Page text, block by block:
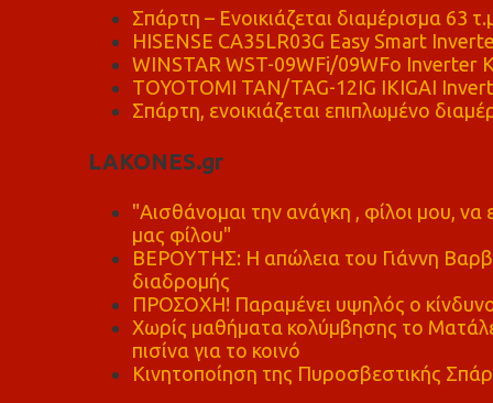
Σπάρτη – Ενοικιάζεται διαμέρισμα 63
HISENSE CA35LR03G Easy Smart
WINSTAR WST-09WFi/09WFo Inverter
TOYOTOMI TAN/TAG-12IG IKIGAI
Σπάρτη, ενοικιάζεται επιπλωμένο
LAKONES.gr
"Αισθάνομαι την ανάγκη , φίλοι μου,
μας φίλου"
ΒΕΡΟΥΤΗΣ: Η απώλεια του Γιάννη
διαδρομής
ΠΡΟΣΟΧΗ! Παραμένει υψηλός ο
Χωρίς μαθήματα κολύμβησης το
πισίνα για το κοινό
Κινητοποίηση της Πυροσβεστικής